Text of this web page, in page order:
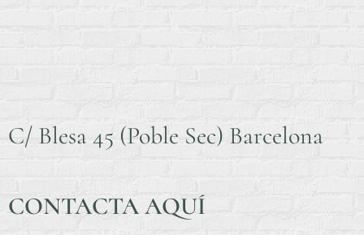
C/ Blesa 45 (Poble Sec) Barcelona
CONTACTA AQUÍ